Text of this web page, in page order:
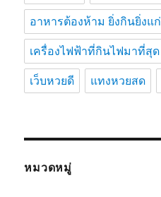
อาหารต้องห้าม ยิ่งกินยิ่งแก่
เครื่องไฟฟ้าที่กินไฟมาที่สุด
เว็บหวยดี แทงหวยสด
หมวดหมู่